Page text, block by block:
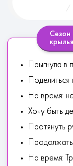
Сезон
крылья
Прыгнула
На время:
Хочу быть
Протянуть
На время: